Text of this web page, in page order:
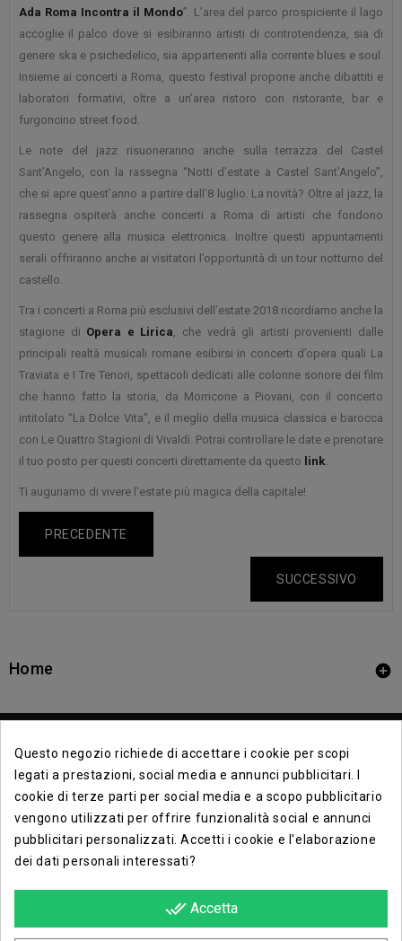
Ada Roma Incontra il Mondo”. L’area del parco prospiciente il lago
accoglie il palco dove si esibiranno artisti di controtendenza, sia di
genere ska e psichedelico, sia appartenenti alla corrente blues e soul.
Insieme ai concerti a Roma, questo festival propone anche dibattiti e
laboratori formativi, oltre a un’area ristoro con ristorante, bar e
furgoncino street food.
Le note del jazz risuoneranno anche sulla terrazza del Castel
Sant’Angelo, con la rassegna “Notti d’estate a Castel Sant’Angelo”,
che si apre quest’anno a partire dall’8 luglio. La novità? Oltre al jazz, la
rassegna ospiterà anche concerti a Roma di artisti che fondono
questo genere alla musica elettronica. Inoltre questi appuntamenti
serali offriranno anche ai visitatori l’opportunità di un tour notturno del
castello.
Tra i concerti a Roma più esclusivi dell’estate 2018 ricordiamo anche la
stagione di Opera e Lirica, che vedrà gli artisti provenienti dalle
principali realtà musicali romane esibirsi in concerti d’opera quali La
Traviata e I Tre Tenori, spettacoli dedicati alle colonne sonore dei film
che hanno fatto la storia, da Morricone a Piovani, con il concerto
intitolato “La Dolce Vita”, e il meglio della musica classica e barocca
con Le Quattro Stagioni di Vivaldi. Potrai controllare le date e prenotare
il tuo posto per questi concerti direttamente da questo link.
Ti auguriamo di vivere l’estate più magica della capitale!
PRECEDENTE
SUCCESSIVO
Home 
Contact Info 
Opera E Lirica Agenzia Di Eventi
Questo negozio richiede di accettare i cookie per scopi
legati a prestazioni, social media e annunci pubblicitari. I
cookie di terze parti per social media e a scopo pubblicitario
vengono utilizzati per offrire funzionalità social e annunci
pubblicitari personalizzati. Accetti i cookie e l'elaborazione
dei dati personali interessati?
done_all Accetta